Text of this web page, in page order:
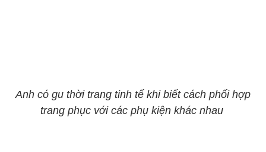
Anh có gu thời trang tinh tế khi biết cách phối hợp
trang phục với các phụ kiện khác nhau